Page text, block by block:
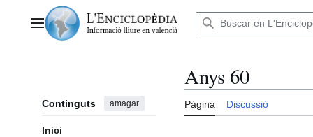
contingutMenú principal
Continguts amagar
Inici
Anys 60
Pàgina Discussió